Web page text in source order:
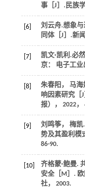
事［J］. 民族
[6]
刘云舟.想象
同体［J］.新
[7] 凯文·凯利.必然
京： 电子工业
[8]
朱春阳， 马
响因素研究［
报）
， 2022，
[9]
刘鸣筝， 梅
势及其盈利模
86-90.
[10] 齐格蒙·鲍曼.
安全［M］.
社， 2003.